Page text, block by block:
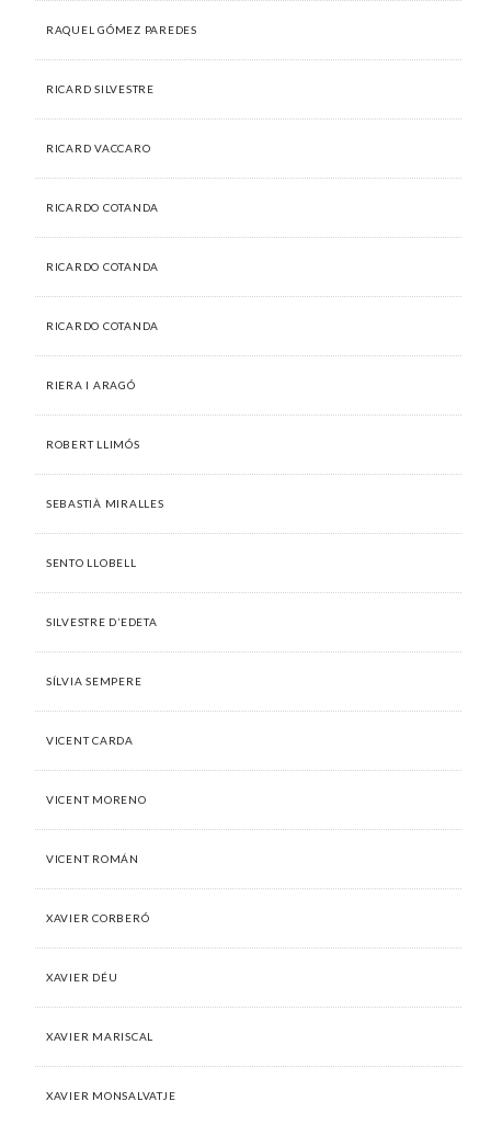
RAQUEL GÓMEZ PAREDES
RICARD SILVESTRE
RICARD VACCARO
RICARDO COTANDA
RICARDO COTANDA
RICARDO COTANDA
RIERA I ARAGÓ
ROBERT LLIMÓS
SEBASTIÀ MIRALLES
SENTO LLOBELL
SILVESTRE D’EDETA
SÍLVIA SEMPERE
VICENT CARDA
VICENT MORENO
VICENT ROMÁN
XAVIER CORBERÓ
XAVIER DÉU
XAVIER MARISCAL
XAVIER MONSALVATJE